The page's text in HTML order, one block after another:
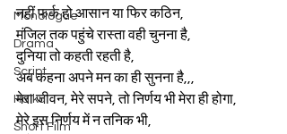
Monologue
Drama
Script
Haiku
Short Film
नहीं फर्क हो आसान या फिर कठिन,
मंजिल तक पहुंचे रास्ता वही चुनना है,
दुनिया तो कहती रहती है,
अब कहना अपने मन का ही सुनना है,,,
मेरा जीवन, मेरे सपने, तो निर्णय भी मेरा ही होगा,
मेरे इस निर्णय में न तनिक भी,